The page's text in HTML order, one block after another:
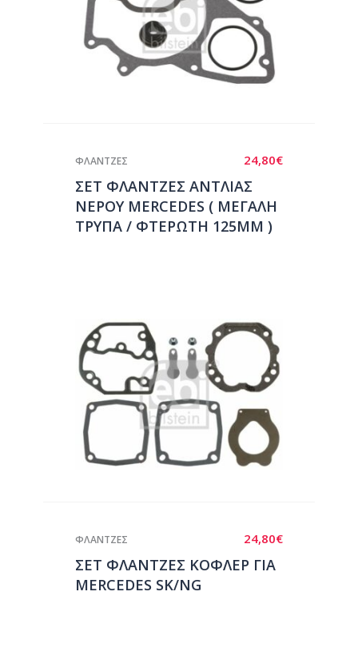
24,80€
ΦΛΑΝΤΖΕΣ
ΣΕΤ ΦΛΑΝΤΖΕΣ ΑΝΤΛΙΑΣ
ΝΕΡΟΥ MERCEDES ( ΜΕΓΑΛΗ
ΤΡΥΠΑ / ΦΤΕΡΩΤΗ 125ΜΜ )
24,80€
ΦΛΑΝΤΖΕΣ
ΣΕΤ ΦΛΑΝΤΖΕΣ ΚΟΦΛΕΡ ΓΙΑ
MERCEDES SK/NG